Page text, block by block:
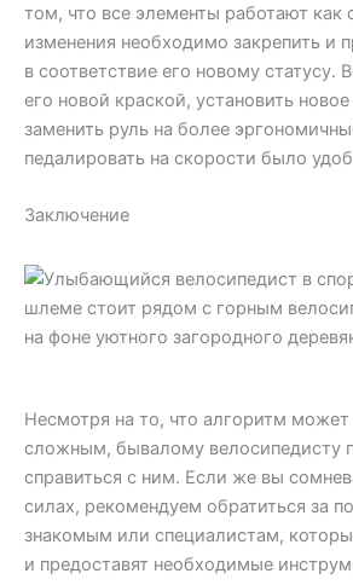
том, что все элементы работают как
изменения необходимо закрепить и
в соответствие его новому
его новой краской, установить
заменить руль на более
педалировать на скорости было
Заключение
Несмотря на то, что алгоритм может
сложным, бывалому велосипедисту
справиться с ним. Если же вы
силах, рекомендуем обратиться за
знакомым или специалистам,
и предоставят необходимые